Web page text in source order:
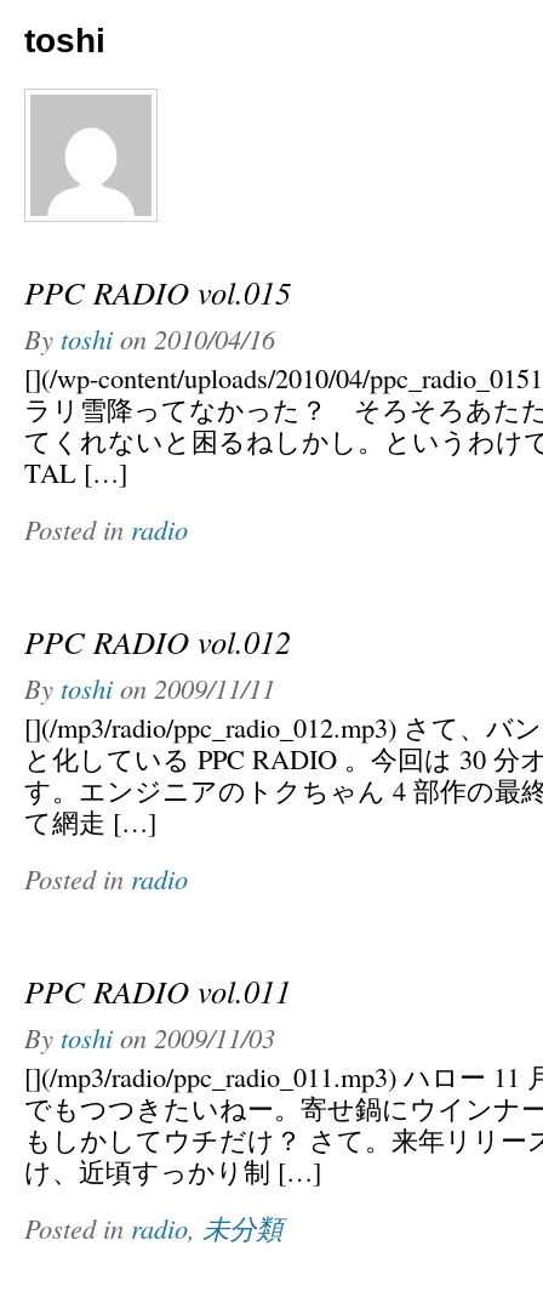
toshi
PPC RADIO vol.015
By toshi on 2010/04/16
[](/wp-content/uploads/2010/04/
ラリ雪降ってなかった？ そろそろあた
てくれないと困るねしかし。というわけ
TAL […]
Posted in radio
PPC RADIO vol.012
By toshi on 2009/11/11
[](/mp3/radio/ppc_radio_012.mp3) さて、バ
と化している PPC RADIO 。今回は 30 分
す。エンジニアのトクちゃん 4 部作の最
て網走 […]
Posted in radio
PPC RADIO vol.011
By toshi on 2009/11/03
[](/mp3/radio/ppc_radio_011.mp3) ハロー 11
でもつつきたいねー。寄せ鍋にウインナ
もしかしてウチだけ？ さて。来年リリー
け、近頃すっかり制 […]
Posted in radio, 未分類